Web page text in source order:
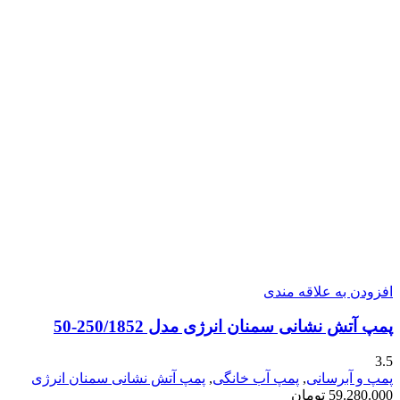
افزودن به علاقه مندی
پمپ آتش نشانی سمنان انرژی مدل 250/1852-50
3.5
پمپ و آبرسانی, پمپ آب خانگی, پمپ آتش نشانی سمنان انرژی
59.280.000 تومان